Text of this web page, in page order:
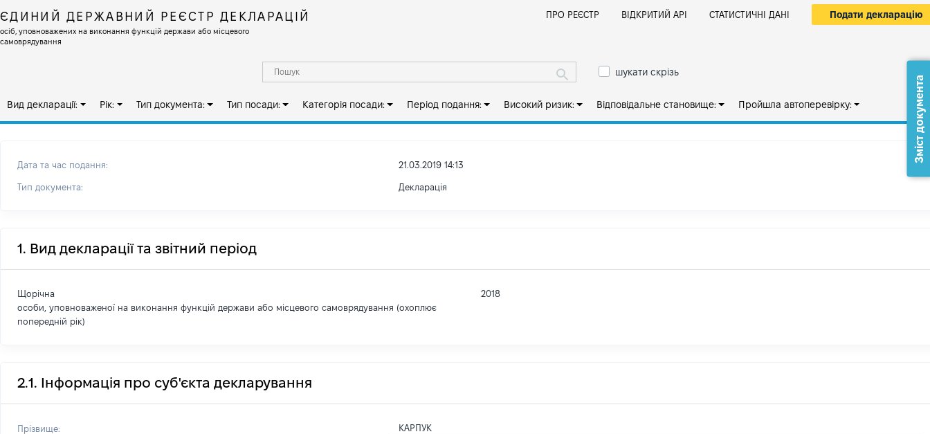
ЄДИНИЙ ДЕРЖАВНИЙ РЕЄСТР ДЕКЛАРАЦІЙ
осіб, уповноважених на виконання функцій держави або місцевого
самоврядування
ПРО РЕЄСТР ВІДКРИТИЙ АРІ СТАТИСТИЧНІ ДАНІ Подати декларацію
шукати скрізь
Вид декларації: Рік: Тип документа: Тип посади: Категорія посади: Період подання: Високий ризик: Відповідальне становище: Пройшла автоперевірку:
Дата та час подання: 21.03.2019 14:13
Тип документа: Декларація
1. Вид декларації та звітний період
Щорічна
особи, уповноваженої на виконання функцій держави або місцевого самоврядування (охоплює
попередній рік)
2018
2.1. Інформація про суб'єкта декларування
Прізвище: КАРПУК
Зміст документа